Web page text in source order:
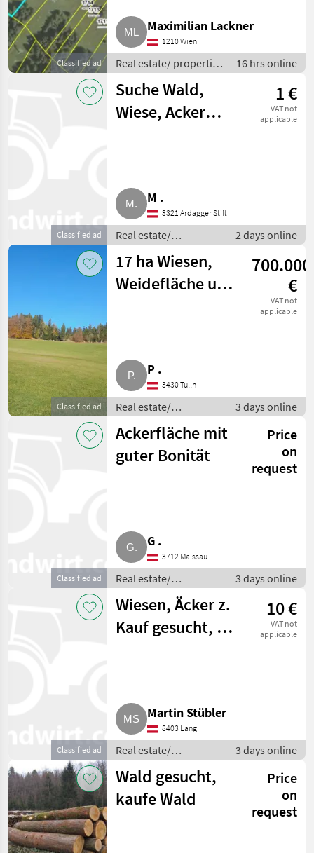
Marketplace
Dealer
offers
Classifieds
Classified ad
Maximilian Lackner
1210 Wien
Real estate/ properties
/ Lands
16 hrs online
Classified ad
Suche Wald,
Wiese, Acker
1 €
VAT not
applicable
M .
3321 Ardagger Stift
Real estate/
properties / Lands
2 days online
Classified ad
17 ha Wiesen,
Weidefläche und
700.000
€
VAT not
applicable
P .
3430 Tulln
Real estate/
properties / Lands
3 days online
Classified ad
Ackerfläche mit
guter Bonität
Price
on
request
G .
3712 Maissau
Real estate/
properties / Lands
3 days online
Classified ad
Wiesen, Äcker z.
Kauf gesucht, bis
10 €
VAT not
applicable
Martin Stübler
8403 Lang
Real estate/
properties / Lands
3 days online
Wald gesucht,
kaufe Wald
Price
on
request